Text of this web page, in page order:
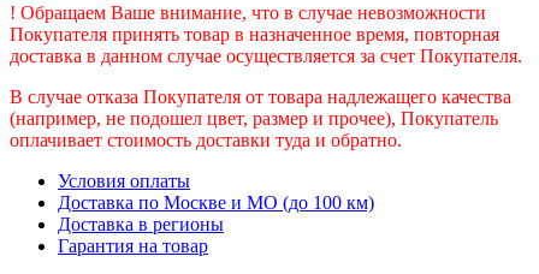
! Обращаем Ваше внимание, что в случае невозможности
Покупателя принять товар в назначенное время, повторная
доставка в данном случае осуществляется за счет Покупателя.
В случае отказа Покупателя от товара надлежащего качества
(например, не подошел цвет, размер и прочее), Покупатель
оплачивает стоимость доставки туда и обратно.
Условия оплаты
Доставка по Москве и МО (до 100 км)
Доставка в регионы
Гарантия на товар